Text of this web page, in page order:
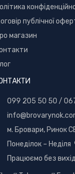
публічної
магазин
099 205 50 50 /
м. Бровари, Ринок
Понеділок –
Працюємо без